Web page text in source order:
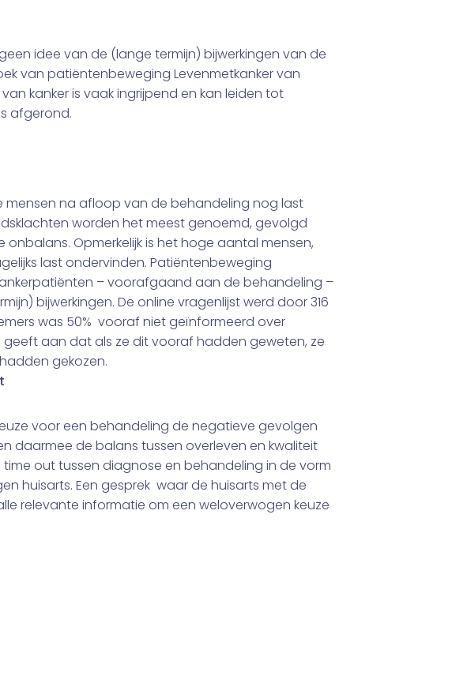
idee van de (lange termijn) bijwerkingen van de
van patiëntenbeweging Levenmetkanker van
kanker is vaak ingrijpend en kan leiden tot
afgerond.
mensen na afloop van de behandeling nog last
worden het meest genoemd, gevolgd
Opmerkelijk is het hoge aantal mensen,
last ondervinden. Patiëntenbeweging
– voorafgaand aan de behandeling –
bijwerkingen. De online vragenlijst werd door 316
was 50% vooraf niet geïnformeerd over
aan dat als ze dit vooraf hadden geweten, ze
gekozen.
voor een behandeling de negatieve gevolgen
daarmee de balans tussen overleven en kwaliteit
out tussen diagnose en behandeling in de vorm
huisarts. Een gesprek waar de huisarts met de
relevante informatie om een weloverwogen keuze